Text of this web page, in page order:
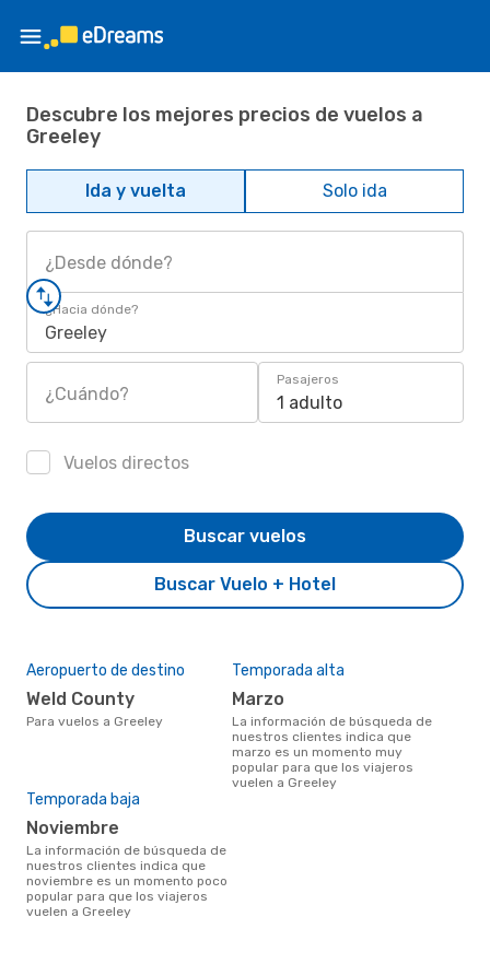
Descubre los mejores precios de vuelos a
Greeley
Ida y vuelta Solo ida
¿Desde dónde?
¿Hacia dónde?
Greeley
¿Cuándo?
Pasajeros
1 adulto
Vuelos directos
Buscar Vuelo + Hotel
Buscar vuelos
Aeropuerto de destino
Weld County
Para vuelos a Greeley
Temporada alta
marzo
La información de búsqueda de
nuestros clientes indica que
marzo es un momento muy
popular para que los viajeros
vuelen a Greeley
Temporada baja
noviembre
La información de búsqueda de
nuestros clientes indica que
noviembre es un momento poco
popular para que los viajeros
vuelen a Greeley